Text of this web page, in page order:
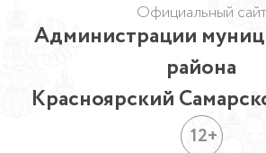
Официальный сайт
Администрации
района
Красноярский
12+